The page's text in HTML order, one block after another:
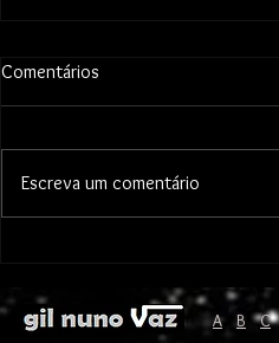
Comentários
Escreva um comentário
A B C